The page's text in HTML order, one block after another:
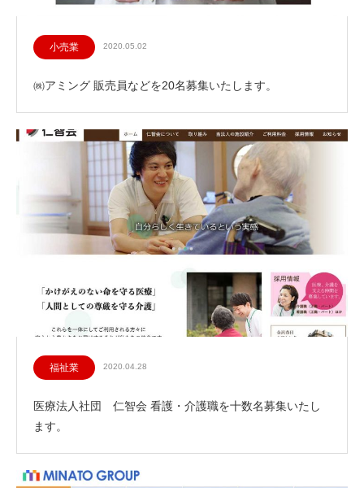
小売業 2020.05.02
㈱アミング 販売員などを20名募集いたします。
福祉業 2020.04.28
医療法人社団 仁智会 看護・介護職を十数名募集いたし
ます。